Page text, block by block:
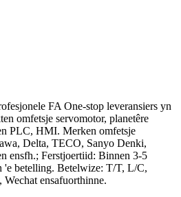
FA One-stop leveransiers yn
omfetsje servomotor, planetêre
PLC, HMI. Merken omfetsje
Delta, TECO, Sanyo Denki,
ensfh.; Ferstjoertiid: Binnen 3-5
'e betelling. Betelwize: T/T, L/C,
ensafuorthinne.